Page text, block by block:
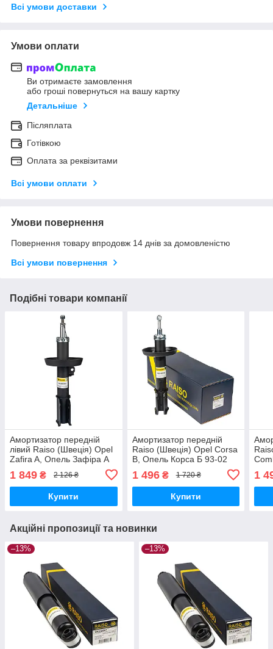
Всі умови доставки
Умови оплати
Ви отримаєте замовлення
або гроші повернуться на вашу картку
Детальніше
Післяплата
Готівкою
Оплата за реквізитами
Всі умови оплати
Умови повернення
Повернення товару впродовж 14 днів за домовленістю
Всі умови повернення
Подібні товари компанії
Амортизатор передній
лівий Raiso (Швеція) Opel
Zafira A, Опель Зафіра А
UAVQQVA17
1 849 ₴ 2 126 ₴
Купити
Амортизатор передній
Raiso (Швеція) Opel Corsa
B, Опель Корса Б 93-02
#RS110256 UAZWXKP17
1 496₴ 1 720 ₴
Купити
1
Акційні пропозиції та новинки
–13% –13%